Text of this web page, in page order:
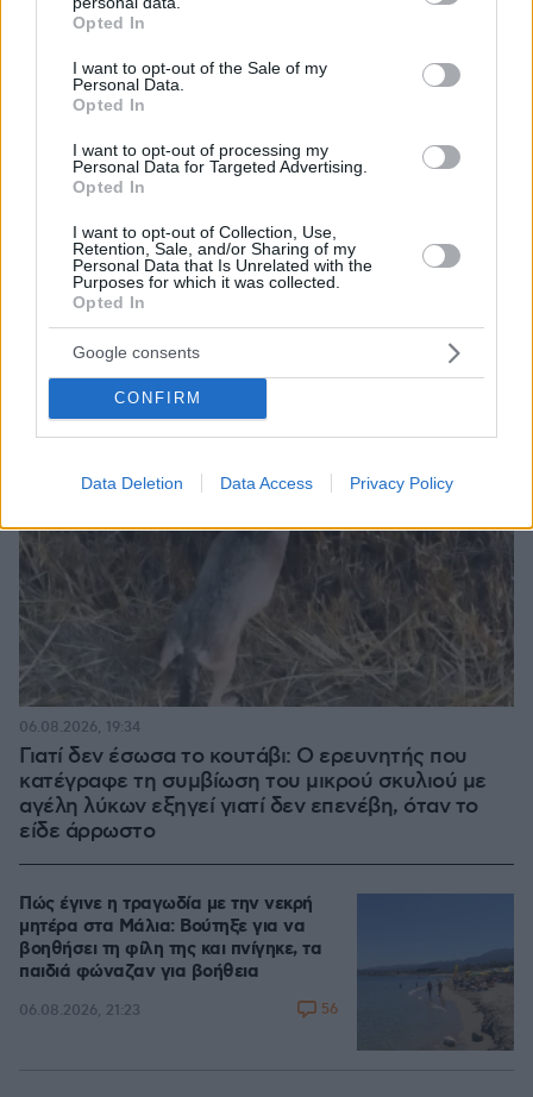
grant or deny consent to Google and its third-party tags to
use your data for below specified purposes in below Google
consent section.
Opted In
I want to opt-out of the Sale of my
Personal Data.
Opted In
I want to opt-out of processing my
Personal Data for Targeted Advertising.
Opted In
I want to opt-out of Collection, Use,
Retention, Sale, and/or Sharing of my
Personal Data that Is Unrelated with the
Purposes for which it was collected.
Opted In
Google consents
CONFIRM
Data Deletion Data Access Privacy Policy
Χρίστος Κούγιας: Η προσωπική μου ζωή δεν
που παρουσιάζονται ως πραγματικά γεγονότα
06.08.2026, 22:24
Γιατί δεν έσωσα το κουτάβι: Ο ερευνητής που
κατέγραφε τη συμβίωση του μικρού σκυλιού με
αγέλη λύκων εξηγεί γιατί δεν επενέβη, όταν το
είδε άρρωστο
06.08.2026, 19:34
Πώς έγινε η τραγωδία με την νεκρή
μητέρα στα Μάλια: Βούτηξε για να
βοηθήσει τη φίλη της και πνίγηκε, τα
παιδιά φώναζαν για βοήθεια
06.08.2026, 21:23 56